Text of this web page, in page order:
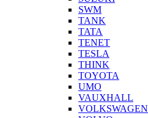
SWM
TANK
TATA
TENET
TESLA
THINK
TOYOTA
UMO
VAUXHALL
VOLKSWAGEN